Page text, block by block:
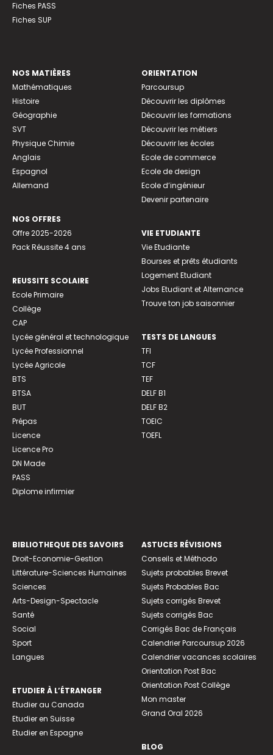
Fiches PASS
Fiches SUP
NOS MATIÈRES
Mathématiques
Histoire
Géographie
SVT
Physique Chimie
Anglais
Espagnol
Allemand
NOS OFFRES
Offre 2025-2026
Pack Réussite 4 ans
REUSSITE SCOLAIRE
Ecole Primaire
Collège
CAP
Lycée général et technologique
Lycée Professionnel
Lycée Agricole
BTS
BTSA
BUT
Prépas
Licence
Licence Pro
DN Made
PASS
Diplome infirmier
ORIENTATION
Parcoursup
Découvrir les diplômes
Découvrir les formations
Découvrir les métiers
Découvrir les écoles
Ecole de commerce
Ecole de design
Ecole d’ingénieur
Devenir partenaire
VIE ETUDIANTE
Vie Etudiante
Bourses et prêts étudiants
Logement Etudiant
Jobs Etudiant et Alternance
Trouve ton job saisonnier
TESTS DE LANGUES
TFI
TCF
TEF
DELF B1
DELF B2
TOEIC
TOEFL
BIBLIOTHEQUE DES SAVOIRS
Droit-Economie-Gestion
Littérature-Sciences Humaines
Sciences
Arts-Design-Spectacle
Santé
Social
Sport
Langues
ETUDIER À L’ÉTRANGER
Etudier au Canada
Etudier en Suisse
Etudier en Espagne
ASTUCES RÉVISIONS
Conseils et Méthodo
Sujets probables Brevet
Sujets Probables Bac
Sujets corrigés Brevet
Sujets corrigés Bac
Corrigés Bac de Français
Calendrier Parcoursup 2026
Calendrier vacances scolaires
Orientation Post Bac
Orientation Post Collège
Mon master
Grand Oral 2026
BLOG